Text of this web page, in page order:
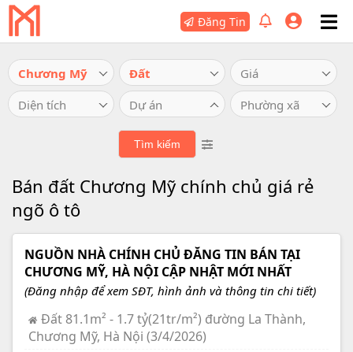
Đăng Tin
Chương Mỹ Đất
Giá
Diện tích
Dự án Phường xã
Bán đất Chương Mỹ chính chủ giá rẻ
ngõ ô tô
NGUỒN NHÀ CHÍNH CHỦ ĐĂNG TIN BÁN TẠI
CHƯƠNG MỸ, HÀ NỘI CẬP NHẬT MỚI NHẤT
(Đăng nhập để xem SĐT, hình ảnh và thông tin chi tiết)
Đất 81.1m² - 1.7 tỷ(21tr/m²) đường La Thành,
Chương Mỹ, Hà Nội (3/4/2026)